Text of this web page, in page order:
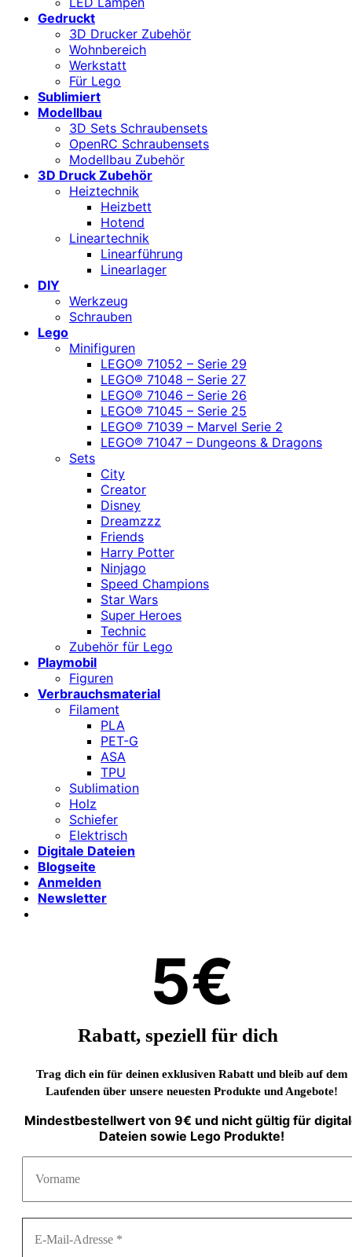
Gedruckt
3D Drucker Zubehör
Wohnbereich
Werkstatt
Für Lego
Sublimiert
Modellbau
3D Sets Schraubensets
OpenRC Schraubensets
Modellbau Zubehör
3D Druck Zubehör
Heiztechnik
Heizbett
Hotend
Lineartechnik
Linearführung
Linearlager
DIY
Werkzeug
Schrauben
Lego
Minifiguren
LEGO® 71052 – Serie 29
LEGO® 71048 – Serie 27
LEGO® 71046 – Serie 26
LEGO® 71045 – Serie 25
LEGO® 71039 – Marvel Serie 2
LEGO® 71047 – Dungeons & Dragons
Sets
City
Creator
Disney
Dreamzzz
Friends
Harry Potter
Ninjago
Speed Champions
Star Wars
Super Heroes
Technic
Zubehör für Lego
Playmobil
Figuren
Verbrauchsmaterial
Filament
PLA
PET-G
ASA
TPU
Sublimation
Holz
Schiefer
Elektrisch
Digitale Dateien
Blogseite
Anmelden
Newsletter
5€
Rabatt, speziell für dich
Trag dich ein für deinen exklusiven Rabatt und bleib auf dem
Laufenden über unsere neuesten Produkte und Angebote!
Mindestbestellwert von 9€ und nicht gültig für
Dateien sowie Lego Produkte!